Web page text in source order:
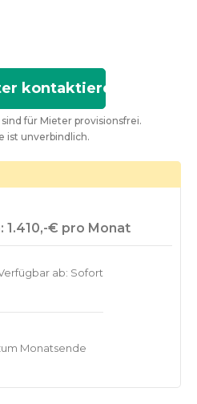
kontaktieren
für Mieter provisionsfrei.
ist unverbindlich.
1.410,-€ pro Monat
ab: Sofort
Monatsende